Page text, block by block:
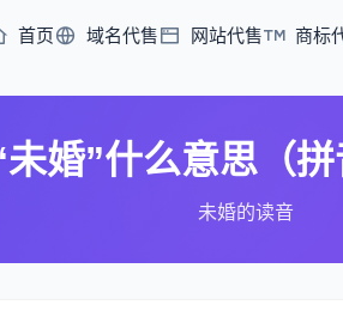
首页 域名代售 网站代售 商标
未婚”什么意思（拼
未婚的读音